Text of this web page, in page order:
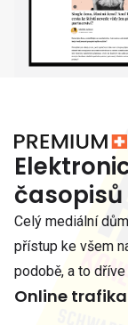
časopisů
Celý mediální
přístup ke všem
podobě, a to dříve
Online